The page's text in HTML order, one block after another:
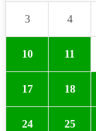
3 4
10 11
17 18
24 25